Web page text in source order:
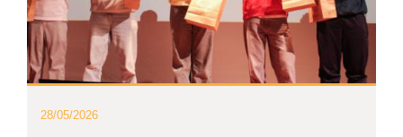
28/05/2026